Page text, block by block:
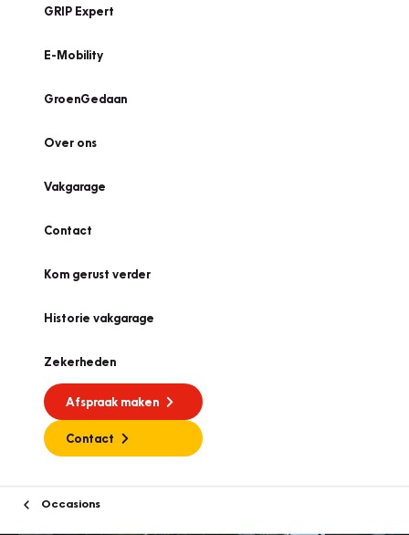
GRIP Expert
E-Mobility
GroenGedaan
Over ons
Vakgarage
Contact
Kom gerust verder
Historie vakgarage
Zekerheden
Afspraak maken
Contact
Occasions